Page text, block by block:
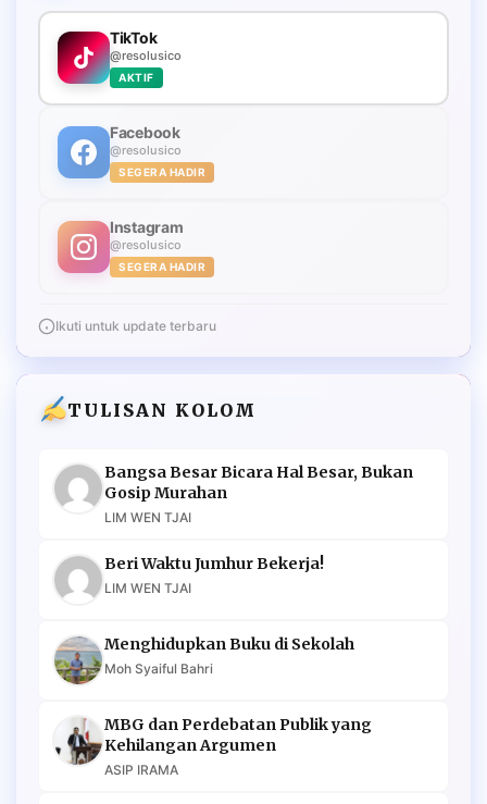
TikTok
@resolusico
AKTIF
Facebook
@resolusico
SEGERA HADIR
Instagram
@resolusico
SEGERA HADIR
Ikuti untuk update terbaru
TULISAN KOLOM
Bangsa Besar Bicara Hal Besar, Bukan
Gosip Murahan
LIM WEN TJAI
Beri Waktu Jumhur Bekerja!
LIM WEN TJAI
Menghidupkan Buku di Sekolah
Moh Syaiful Bahri
MBG dan Perdebatan Publik yang
Kehilangan Argumen
ASIP IRAMA